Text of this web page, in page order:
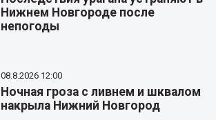
Нижнем Новгороде после
непогоды
08.8.2026 12:00
Ночная гроза с ливнем и шквалом
накрыла Нижний Новгород